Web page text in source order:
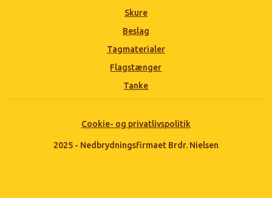
Skure
Beslag
Tagmaterialer
Flagstænger
Tanke
Cookie- og privatlivspolitik
2025 - Nedbrydningsfirmaet Brdr. Nielsen